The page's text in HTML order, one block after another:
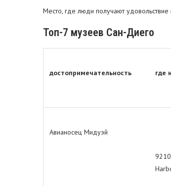
Место, где люди получают
Топ-7 музеев Сан-Диего
достопримечательность где
Авианосец Мидуэй